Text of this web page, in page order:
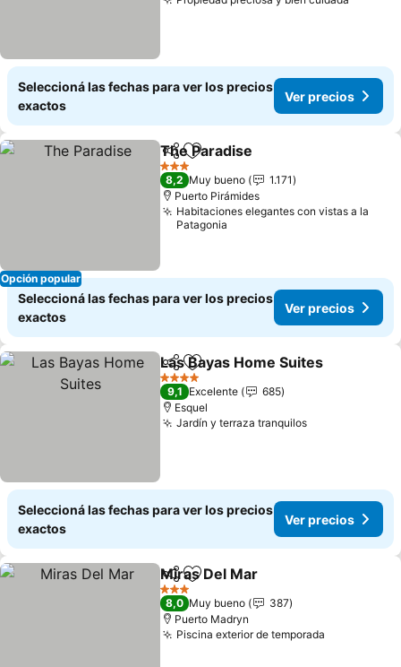
Seleccioná las fechas para ver los precios
exactos
Ver precios
Opción popular
Compartir
Añadir a favoritos
The Paradise
3 Estrellas
8,2 Muy bueno
1.171
Puerto Pirámides
Habitaciones elegantes con vistas a la
Patagonia
Seleccioná las fechas para ver los precios
exactos
Ver precios
CompartirAñadir a favoritos
Las Bayas Home Suites
4 Estrellas
9,1 Excelente
685
Esquel
Jardín y terraza tranquilos
Seleccioná las fechas para ver los precios
exactos
Ver precios
CompartirAñadir a favoritos
Miras Del Mar
3 Estrellas
8,0 Muy bueno
387
Puerto Madryn
Piscina exterior de temporada